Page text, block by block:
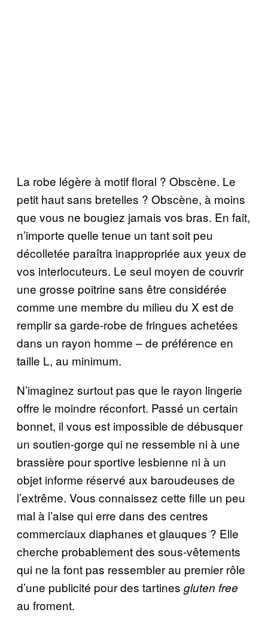
La robe légère à motif floral ? Obscène. Le
petit haut sans bretelles ? Obscène, à moins
que vous ne bougiez jamais vos bras. En fait,
n’importe quelle tenue un tant soit peu
décolletée paraîtra inappropriée aux yeux de
vos interlocuteurs. Le seul moyen de couvrir
une grosse poitrine sans être considérée
comme une membre du milieu du X est de
remplir sa garde-robe de fringues achetées
dans un rayon homme – de préférence en
taille L, au minimum.
N’imaginez surtout pas que le rayon lingerie
offre le moindre réconfort. Passé un certain
bonnet, il vous est impossible de débusquer
un soutien-gorge qui ne ressemble ni à une
brassière pour sportive lesbienne ni à un
objet informe réservé aux baroudeuses de
l’extrême. Vous connaissez cette fille un peu
mal à l’aise qui erre dans des centres
commerciaux diaphanes et glauques ? Elle
cherche probablement des sous-vêtements
qui ne la font pas ressembler au premier rôle
d’une publicité pour des tartines gluten free
au froment.